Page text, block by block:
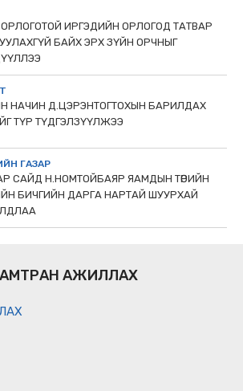
ИРГЭДИЙН ОРЛОГОД ТАТВАР
БАЙХ ЭРХ ЗҮЙН ОРЧНЫГ
НАЧИН Д.ЦЭРЭНТОГТОХЫН БАРИЛДАХ
ТҮР ТҮДГЭЛЗҮҮЛЖЭЭ
ГАЗАР
САЙД Н.НОМТОЙБАЯР ЯАМДЫН ТӨРИЙН
БИЧГИЙН ДАРГА НАРТАЙ ШУУРХАЙ
АЖИЛЛАХ